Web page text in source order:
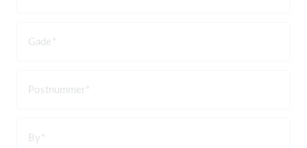
Gade
Postnummer
By